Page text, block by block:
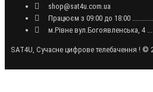
shop@sat4u.com.ua
Працюєм з 09:00 до 18:00
м.Рівне вул.Богоявленська, 4
SAT4U, Сучасне цифрове телебачення ! ©